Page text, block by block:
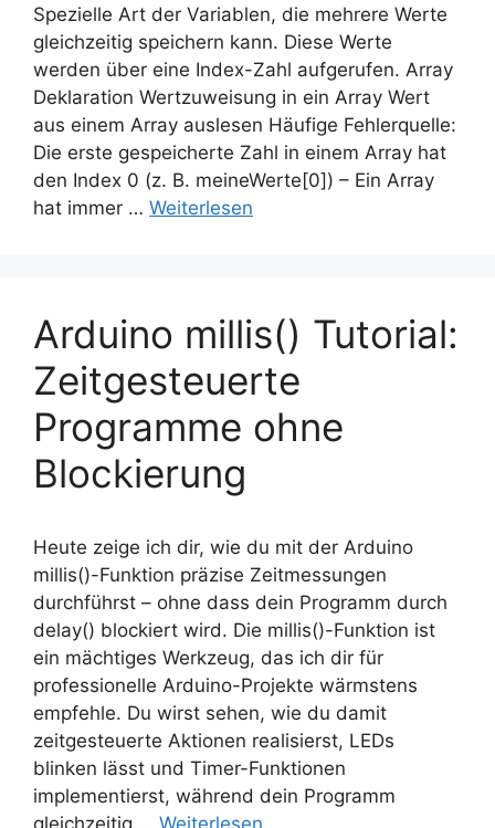
Spezielle Art der Variablen, die mehrere Werte
gleichzeitig speichern kann. Diese Werte
werden über eine Index-Zahl aufgerufen. Array
Deklaration Wertzuweisung in ein Array Wert
aus einem Array auslesen Häufige Fehlerquelle:
Die erste gespeicherte Zahl in einem Array hat
den Index 0 (z. B. meineWerte[0]) – Ein Array
hat immer … Weiterlesen
Arduino millis() Tutorial:
Zeitgesteuerte
Programme ohne
Blockierung
Heute zeige ich dir, wie du mit der Arduino
millis()-Funktion präzise Zeitmessungen
durchführst – ohne dass dein Programm durch
delay() blockiert wird. Die millis()-Funktion ist
ein mächtiges Werkzeug, das ich dir für
professionelle Arduino-Projekte wärmstens
empfehle. Du wirst sehen, wie du damit
zeitgesteuerte Aktionen realisierst, LEDs
blinken lässt und Timer-Funktionen
implementierst, während dein Programm